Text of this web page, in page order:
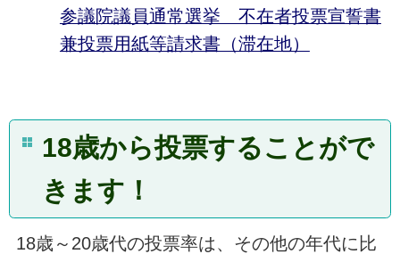
参議院議員通常選挙 不在者投票宣誓書
兼投票用紙等請求書（滞在地）
18歳から投票することがで
きます！
18歳～20歳代の投票率は、その他の年代に比